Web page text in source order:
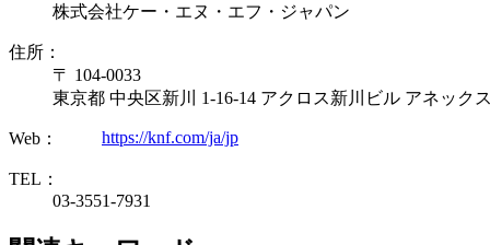
株式会社ケー・エヌ・エフ・ジャパン
住所：
〒 104-0033
東京都 中央区新川 1-16-14 アクロス新川ビル アネック
Web： https://knf.com/ja/jp
TEL：
03-3551-7931